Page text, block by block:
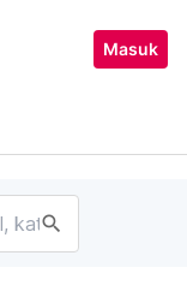
Masuk
search